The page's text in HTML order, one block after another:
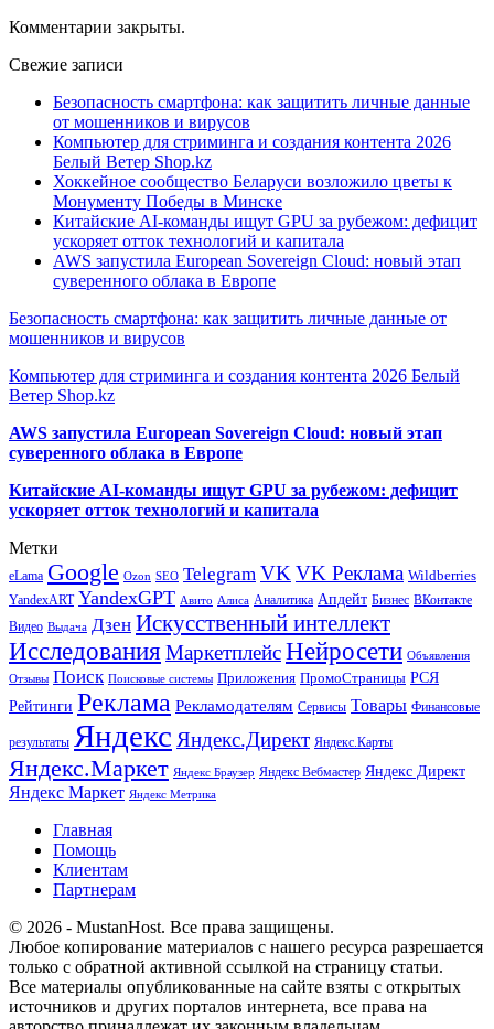
Комментарии закрыты.
Свежие записи
Безопасность смартфона: как защитить личные данные
от мошенников и вирусов
Компьютер для стриминга и создания контента 2026
Белый Ветер Shop.kz
Хоккейное сообщество Беларуси возложило цветы к
Монументу Победы в Минске
Китайские AI-команды ищут GPU за рубежом: дефицит
ускоряет отток технологий и капитала
AWS запустила European Sovereign Cloud: новый этап
суверенного облака в Европе
Безопасность смартфона: как защитить личные данные от
мошенников и вирусов
Компьютер для стриминга и создания контента 2026 Белый
Ветер Shop.kz
AWS запустила European Sovereign Cloud: новый этап
суверенного облака в Европе
Китайские AI-команды ищут GPU за рубежом: дефицит
ускоряет отток технологий и капитала
Метки
eLama Google Ozon SEO Telegram VK VK Реклама Wildberries
YandexART YandexGPT Авито Алиса Аналитика Апдейт Бизнес ВКонтакте
Видео Выдача Дзен Искусственный интеллект
Исследования МаркетплейсНейросети Объявления
Отзывы Поиск Поисковые системы Приложения ПромоСтраницы РСЯ
Рейтинги Реклама Рекламодателям Сервисы Товары Финансовые
результаты Яндекс Яндекс.Директ Яндекс.Карты
Яндекс.Маркет Яндекс Браузер Яндекс Вебмастер Яндекс Директ
Яндекс Маркет Яндекс Метрика
Главная
Помощь
Клиентам
Партнерам
© 2026 - MustanHost. Все права защищены.
Любое копирование материалов с нашего ресурса разрешается
только с обратной активной ссылкой на страницу статьи.
Все материалы опубликованные на сайте взяты с открытых
источников и других порталов интернета, все права на